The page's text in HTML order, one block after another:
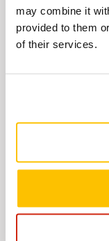
may combine it
provided to them
of their services.
Dacă o lucrare
(UK)recomandă
Cereți să
Utilizați
lucrare
Verificați
că au fost